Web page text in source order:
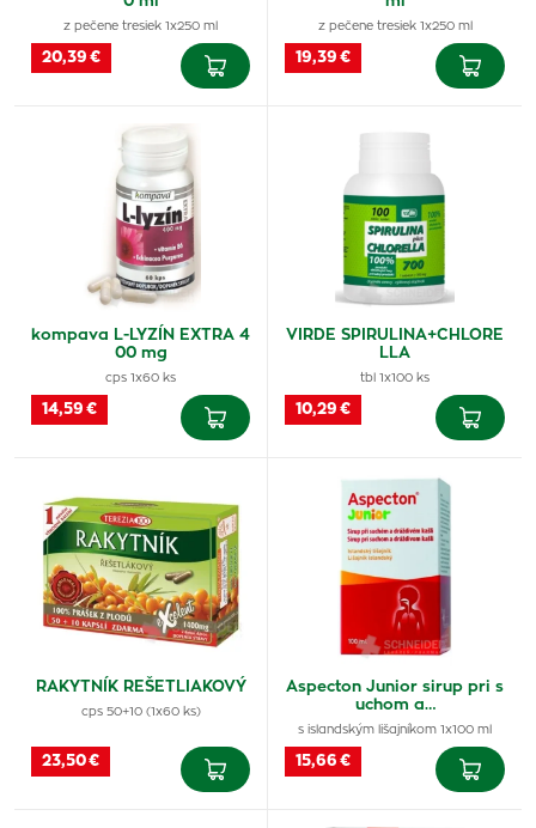
z pečene tresiek 1x250 ml
20,39 €
z pečene tresiek 1x250 ml
19,39 €
kompava L-LYZÍN EXTRA 4
00 mg
cps 1x60 ks
14,59 €
VIRDE SPIRULINA+CHLORE
LLA
tbl 1x100 ks
10,29 €
RAKYTNÍK REŠETLIAKOVÝ
cps 50+10 (1x60 ks)
23,50 €
Aspecton Junior sirup pri s
uchom a…
s islandským lišajníkom 1x100 ml
15,66 €